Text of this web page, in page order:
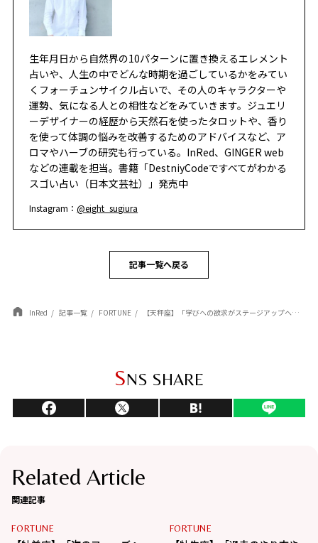
生年月日から自然界の10パターンに置き換えるエレメント
占いや、人生の中でどんな時期を過ごしているかをみてい
くフォーチュンサイクル占いで、その人のキャラクターや
運勢、気になる人との相性などをみていきます。ジュエリ
ーデザイナーの経歴から天然石を使ったタロットや、香り
を使って体調の悩みを改善するためのアドバイスなど、ア
ロマやハーブの研究も行っている。InRed、GINGER web
などの連載を担当。書籍「DestniyCodeですべてがわかる
スゴい占い（日本文芸社）」発売中
Instagram：@eight_sugiura
記事一覧へ戻る
InRed 記事一覧 FORTUNE 【天秤座】「学びへの欲求がステージアップへとつながる」杉浦エイトの幸運を呼ぶ12星座占い（4/7～5/6）
SNS SHARE
Related Article
関連記事
FORTUNE FORTUNE